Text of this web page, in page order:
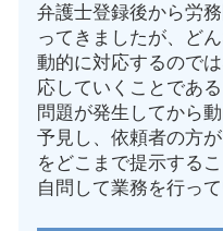
弁護士登録後から労
ってきましたが、ど
動的に対応するので
応していくことであ
問題が発生してから
予見し、依頼者の方
をどこまで提示する
自問して業務を行って